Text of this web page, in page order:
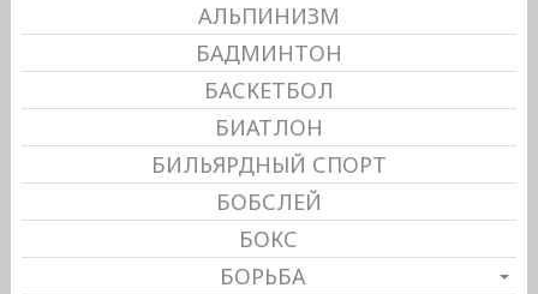
АЛЬПИНИЗМ
БАДМИНТОН
БАСКЕТБОЛ
БИАТЛОН
БИЛЬЯРДНЫЙ СПОРТ
БОБСЛЕЙ
БОКС
БОРЬБА